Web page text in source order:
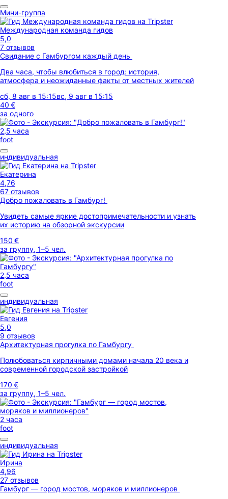
Мини-группа
Международная команда гидов
5,0
7 отзывов
Свидание с Гамбургом каждый день
Два часа, чтобы влюбиться в город: история,
атмосфера и неожиданные факты от местных жителей
сб, 8 авг в 15:15вс, 9 авг в 15:15
40 €
за одного
2,5 часа
foot
индивидуальная
Екатерина
4,76
67 отзывов
Добро пожаловать в Гамбург!
Увидеть самые яркие достопримечательности и узнать
их историю на обзорной экскурсии
150 €
за группу, 1–5 чел.
2,5 часа
foot
индивидуальная
Евгения
5,0
9 отзывов
Архитектурная прогулка по Гамбургу
Полюбоваться кирпичными домами начала 20 века и
современной городской застройкой
170 €
за группу, 1–5 чел.
2 часа
foot
индивидуальная
Ирина
4,96
27 отзывов
Гамбург — город мостов, моряков и миллионеров